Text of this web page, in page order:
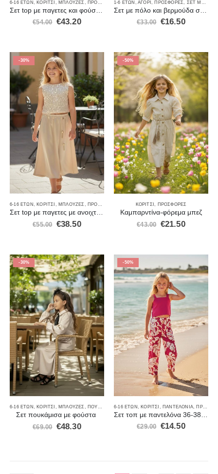
6-16 ΕΤΏΝ ΚΟΡΊΤΣΙ ΜΠΛΟΎΖΕΣ ΠΡΟΣΦΟΡΈΣ ,ΣΕΤ ΡΟΎΧΑ,ΦΟΡΈΜΑΤΑ-ΦΟΎΣΤΕΣ
€54.00 €43.20
1-6 ΕΤΏΝ ,ΑΓΌΡΙ ΠΡΟΣΦΟΡΈΣ ΣΕΤ ΜΕ ΒΕΡΜΟΎΔΑ
€33.00 €16.50
-30%
6-16 ΕΤΏΝ , ΚΟΡΊΤΣΙ , ΜΠΛΟΎΖΕΣ, ΠΡΟΣΦΟΡΈΣ ΣΕΤ ΡΟΎΧΑ ,ΦΟΡΈΜΑΤΑ-ΦΟΎΣΤΕΣ
Σετ top με παγετες με ανοιχτεί πλάτη και μακριιά φούστα
€55.00 €38.50
-50%
ΚΟΡΊΤΣΙ, ΠΡΟΣΦΟΡΈΣ
Καμπαρντίνα-φόρεμα μπεζ
€43.00 €21.50
-30%
6-16 ΕΤΏΝ ΚΟΡΊΤΣΙ ΜΠΛΟΎΖΕΣ ΠΟΥΚΆΜΙΣΑ ,ΠΡΟΣΦΟΡΈΣ , ΣΕΤ ΡΟΎΧΑ,ΦΟΡΈΜΑΤΑ-
Σετ πουκάμισα με φούστα
€69.00 €48.30
-50%
6-16 ΕΤΏΝ ΚΟΡΊΤΣΙ ΠΑΝΤΕΛΌΝΙΑ ΠΡΟΣΦΟΡΈΣ
€29.00 €14.50